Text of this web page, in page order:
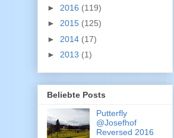
► 2016 (119)
► 2015 (125)
► 2014 (17)
► 2013 (1)
Beliebte Posts
Putterfly
@Josefhof
Reversed 2016